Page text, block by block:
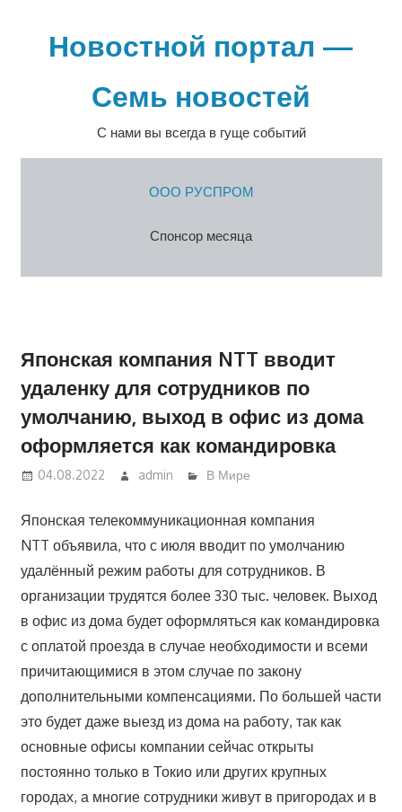
содержимомуНовостной портал —
Семь новостей
С нами вы всегда в гуще событий
ООО РУСПРОМ
Спонсор месяца
Японская компания NTT вводит
удаленку для сотрудников по
умолчанию, выход в офис из дома
оформляется как командировка
04.08.2022 admin В Мире
Японская телекоммуникационная компания
NTT объявила, что с июля вводит по умолчанию
удалённый режим работы для сотрудников. В
организации трудятся более 330 тыс. человек. Выход
в офис из дома будет оформляться как командировка
с оплатой проезда в случае необходимости и всеми
причитающимися в этом случае по закону
дополнительными компенсациями. По большей части
это будет даже выезд из дома на работу, так как
основные офисы компании сейчас открыты
постоянно только в Токио или других крупных
городах, а многие сотрудники живут в пригородах и в